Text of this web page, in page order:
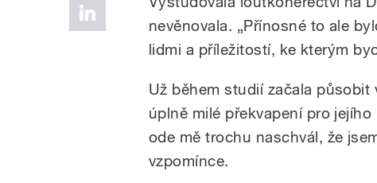
nevěnovala. „Přínosné to ale
lidmi a příležitostí, ke kterým
Už během studií začala
úplně milé překvapení pro
ode mě trochu naschvál, že
vzpomínce.